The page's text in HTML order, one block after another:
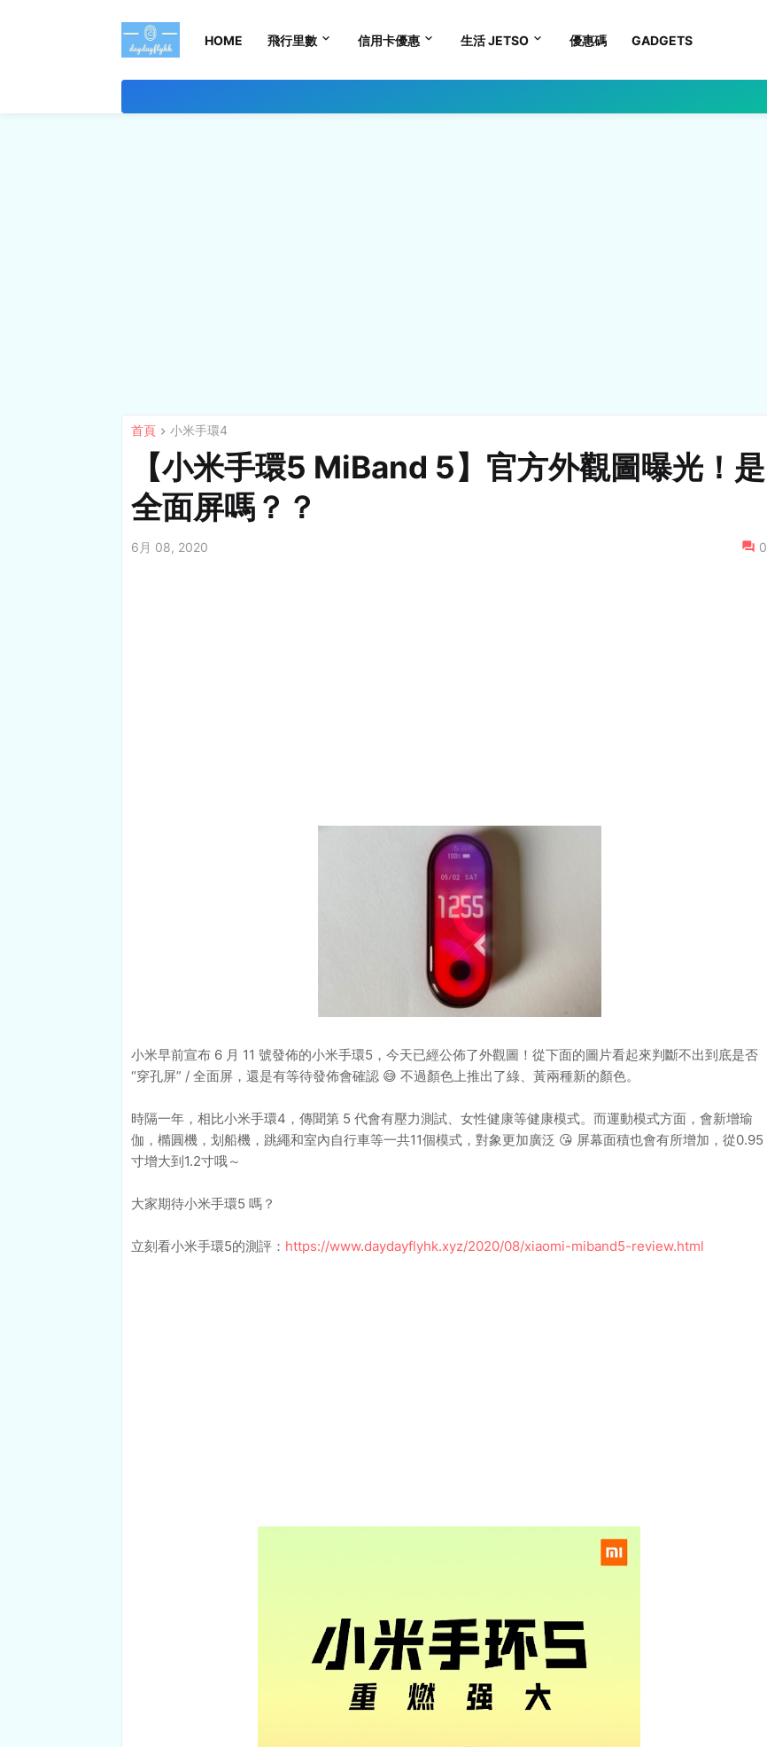
HOME 飛行里數 信用卡優惠 生活 JETSO 優惠碼 GADGETS
首頁 小米手環4
【小米手環5 MiBand 5】官方外觀圖曝光！是
全面屏嗎？？
6月 08, 2020 0
小米早前宣布 6 月 11 號發佈的小米手環5，今天已經公佈了外觀圖！從下面的圖片看起來判斷不出到底是否
“穿孔屏” / 全面屏，還是有等待發佈會確認 😅 不過顏色上推出了綠、黃兩種新的顏色。
時隔一年，相比小米手環4，傳聞第 5 代會有壓力測試、女性健康等健康模式。而運動模式方面，會新增瑜
伽，橢圓機，划船機，跳繩和室內自行車等一共11個模式，對象更加廣泛 😘 屏幕面積也會有所增加，從0.95
寸增大到1.2寸哦～
大家期待小米手環5 嗎？
立刻看小米手環5的測評： https://www.daydayflyhk.xyz/2020/08/xiaomi-miband5-review.html